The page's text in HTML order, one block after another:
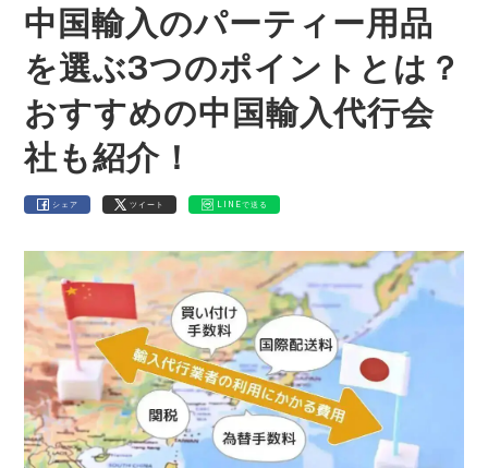
中国輸入のパーティー用品
を選ぶ3つのポイントとは？
おすすめの中国輸入代行会
社も紹介！
シェア ツイート LINEで送る